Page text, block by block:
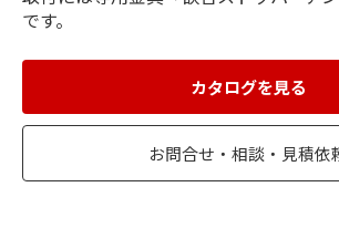
です。
カタログを見る
お問合せ・相談・見積依